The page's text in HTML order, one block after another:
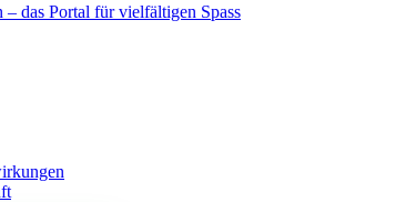
das Portal für vielfältigen Spass